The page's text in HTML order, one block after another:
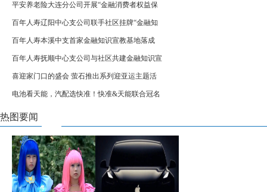
平安养老险大连分公司开展“金融消费者权益保
百年人寿辽阳中心支公司联手社区挂牌“金融知
百年人寿本溪中支首家金融知识宣教基地落成
百年人寿抚顺中心支公司与社区共建金融知识宣
喜迎家门口的盛会 萤石推出系列迎亚运主题活
电池看天能，汽配选快准！快准&天能联合冠名
热图要闻